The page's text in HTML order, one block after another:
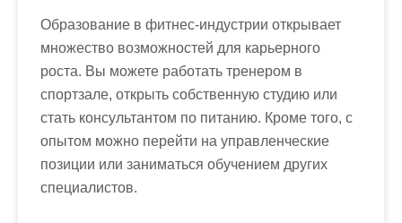
Образование в фитнес-индустрии открывает
множество возможностей для карьерного
роста. Вы можете работать тренером в
спортзале, открыть собственную студию или
стать консультантом по питанию. Кроме того, с
опытом можно перейти на управленческие
позиции или заниматься обучением других
специалистов.